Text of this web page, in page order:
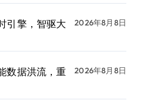
引擎，智驱大
2026年8月8日
数据洪流，重
2026年8月8日